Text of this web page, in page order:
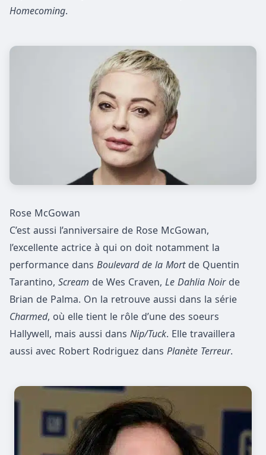
Homecoming.
Rose McGowan
C’est aussi l’anniversaire de Rose McGowan,
l’excellente actrice à qui on doit notamment la
performance dans Boulevard de la Mortde Quentin
Tarantino, Scream de Wes Craven, Le Dahlia Noirde
Brian de Palma. On la retrouve aussi dans la série
Charmed, où elle tient le rôle d’une des soeurs
Hallywell, mais aussi dans Nip/Tuck. Elle travaillera
aussi avec Robert Rodriguez dans Planète Terreur.